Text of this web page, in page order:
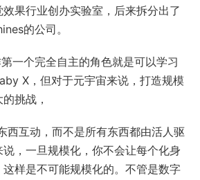
果行业创办实验室，后来拆分出了
的公司。
一个完全自主的角色就是可以学习
X，但对于元宇宙来说，打造规模
挑战，
西互动，而不是所有东西都由活人驱
，一旦规模化，你不会让每个化身
样是不可能规模化的。不管是数字